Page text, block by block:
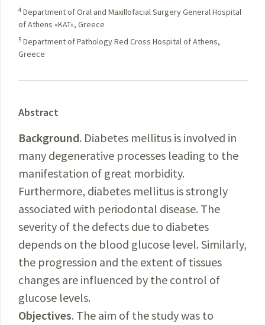
4 Department of Oral and Maxillofacial Surgery General Hospital
of Athens «KAT», Greece
5 Department of Pathology Red Cross Hospital of Athens,
Greece
Abstract
Background. Diabetes mellitus is involved in
many degenerative processes leading to the
manifestation of great morbidity.
Furthermore, diabetes mellitus is strongly
associated with periodontal disease. The
severity of the defects due to diabetes
depends on the blood glucose level. Similarly,
the progression and the extent of tissues
changes are influenced by the control of
glucose levels.
Objectives. The aim of the study was to